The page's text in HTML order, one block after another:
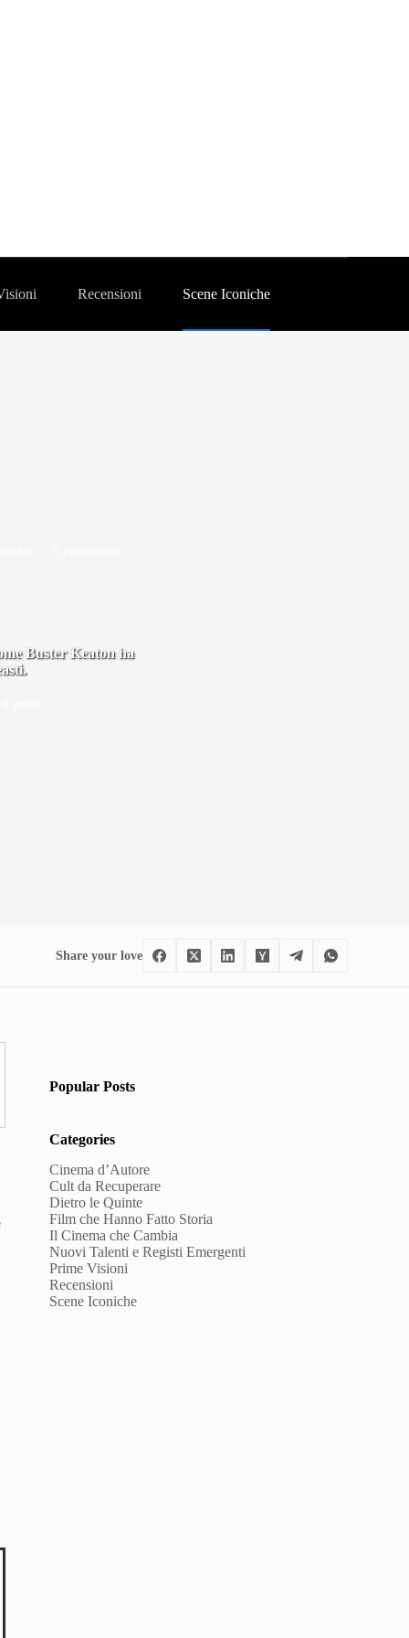
Recensioni Scene Iconiche
Buster Keaton ha
Share your love
Popular Posts
Categories
Cinema d’Autore
Cult da Recuperare
Dietro le Quinte
Film che Hanno Fatto Storia
Il Cinema che Cambia
Nuovi Talenti e Registi Emergenti
Prime Visioni
Recensioni
Scene Iconiche